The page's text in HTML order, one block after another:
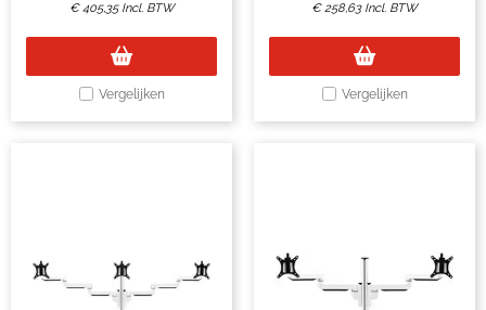
€405,35 Incl. BTW
Vergelijken
€258,63 Incl. BTW
Vergelijken